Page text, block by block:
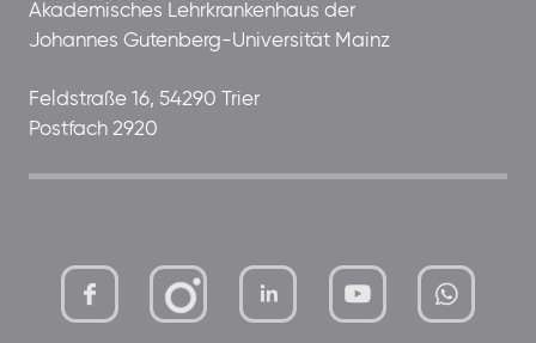
Akademisches Lehrkrankenhaus der
Johannes Gutenberg-Universität Mainz
Feldstraße 16, 54290 Trier
Postfach 2920
mutterhaus-xMBTtqOwC1KKBww